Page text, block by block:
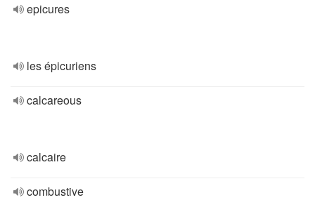
epicures
les épicuriens
calcareous
calcaire
combustive